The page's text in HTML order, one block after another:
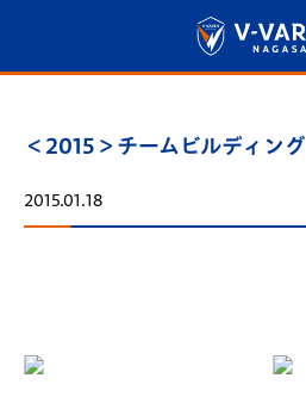
＜2015＞チームビルディング
2015.01.18